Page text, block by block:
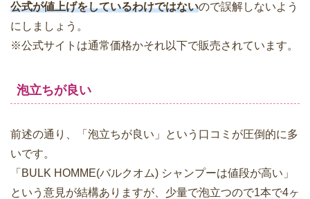
公式が値上げをしているわけではないので誤解しないよう
にしましょう。
※公式サイトは通常価格かそれ以下で販売されています。
泡立ちが良い
前述の通り、「泡立ちが良い」という口コミが圧倒的に多
いです。
「BULK HOMME(バルクオム) シャンプーは値段が高い」
という意見が結構ありますが、少量で泡立つので1本で4ヶ